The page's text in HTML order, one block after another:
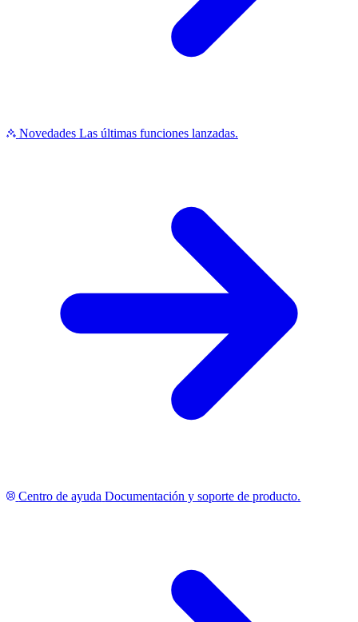
Novedades Las últimas funciones lanzadas.
Centro de ayuda Documentación y soporte de producto.